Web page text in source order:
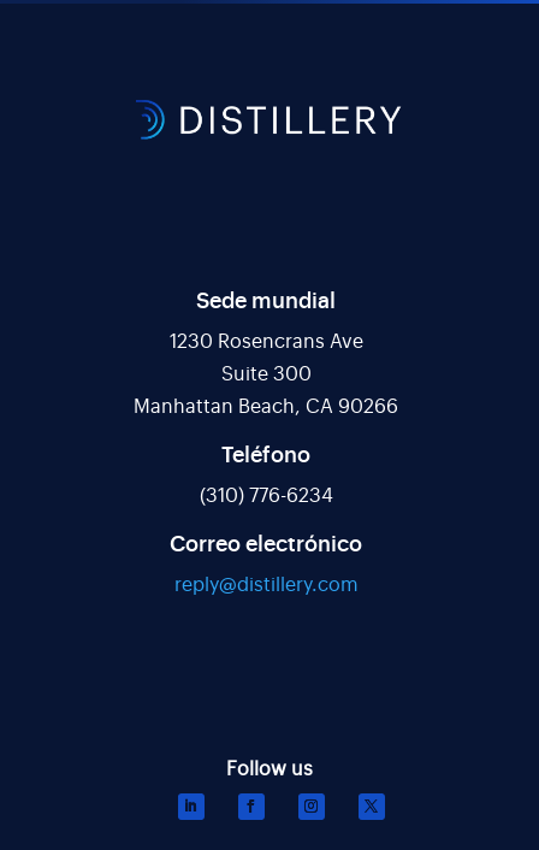
Sede mundial
1230 Rosencrans Ave
Suite 300
Manhattan Beach, CA 90266
Teléfono
(310) 776-6234
Correo electrónico
reply@distillery.com